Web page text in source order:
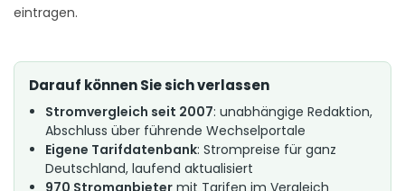
eintragen.
Darauf können Sie sich verlassen
Stromvergleich seit 2007: unabhängige Redaktion,
Abschluss über führende Wechselportale
Eigene Tarifdatenbank: Strompreise für ganz
Deutschland, laufend aktualisiert
970 Stromanbieter mit Tarifen im Vergleich